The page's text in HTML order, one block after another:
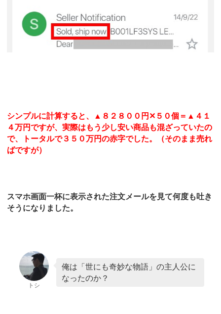
シンプルに計算すると、▲８２８００円✕５０個＝▲４１
４万円ですが、実際はもう少し安い商品も混ざっていたの
で、トータルで３５０万円の赤字でした。（そのまま売れ
ばですが）
スマホ画面一杯に表示された注文メールを見て何度も吐き
そうになりました。
トシ
俺は「世にも奇妙な物語」の主人公に
なったのか？